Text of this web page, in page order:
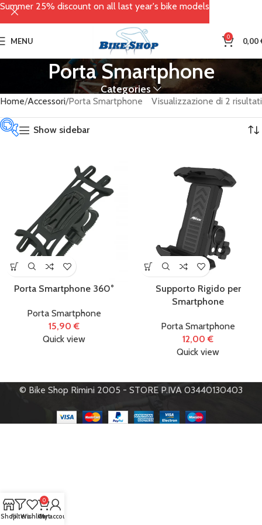
MENU 0 0,00
Porta Smartphone
Categories
Home Accessori Porta Smartphone Visualizzazione di 2 risultati
Show sidebar
Porta Smartphone 360°
Porta Smartphone
15,90€
Quick view
Supporto Rigido per
Smartphone
Porta Smartphone
12,00€
Quick view
© Bike Shop Rimini 2005 - STORE P.IVA 03440130403
Summer 25% discount on all last year's bike models
ShopFiltersWishlist
0
Cart
My account